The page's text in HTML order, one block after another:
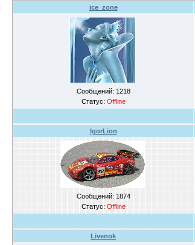
ice_zone
Сообщений: 1218
Статус: Offline
IgorLion
Сообщений: 1874
Статус: Offline
Livenok